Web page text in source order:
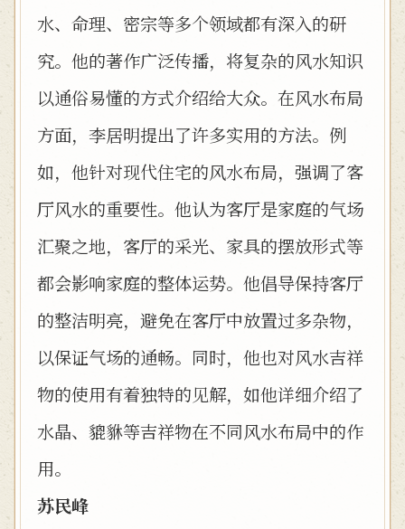
水、命理、密宗等多个领域都有深入的研
究。他的著作广泛传播，将复杂的风水知识
以通俗易懂的方式介绍给大众。在风水布局
方面，李居明提出了许多实用的方法。例
如，他针对现代住宅的风水布局，强调了客
厅风水的重要性。他认为客厅是家庭的气场
汇聚之地，客厅的采光、家具的摆放形式等
都会影响家庭的整体运势。他倡导保持客厅
的整洁明亮，避免在客厅中放置过多杂物，
以保证气场的通畅。同时，他也对风水吉祥
物的使用有着独特的见解，如他详细介绍了
水晶、貔貅等吉祥物在不同风水布局中的作
用。
苏民峰